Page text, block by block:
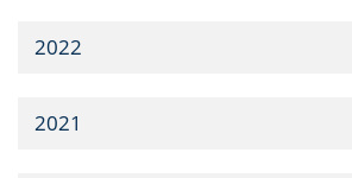
2022
2021